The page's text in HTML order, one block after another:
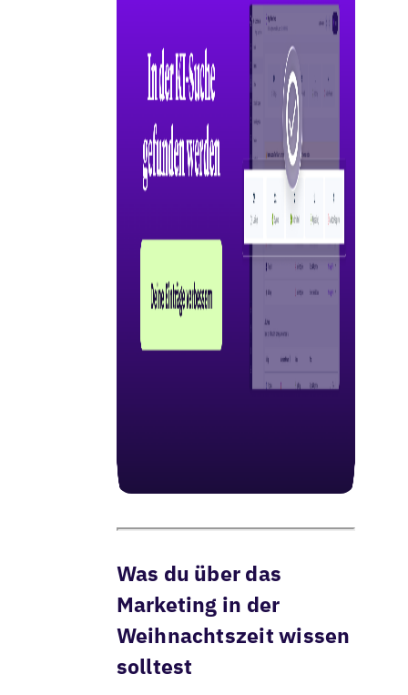
Was du über das
Marketing in der
Weihnachtszeit wissen
solltest